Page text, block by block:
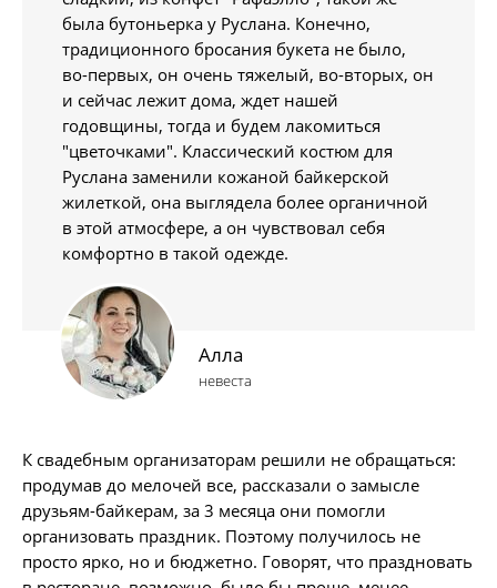
была бутоньерка у Руслана. Конечно,
традиционного бросания букета не было,
во-первых, он очень тяжелый, во-вторых, он
и сейчас лежит дома, ждет нашей
годовщины, тогда и будем лакомиться
"цветочками". Классический костюм для
Руслана заменили кожаной байкерской
жилеткой, она выглядела более органичной
в этой атмосфере, а он чувствовал себя
комфортно в такой одежде.
Алла
невеста
К свадебным организаторам решили не обращаться:
продумав до мелочей все, рассказали о замысле
друзьям-байкерам, за 3 месяца они помогли
организовать праздник. Поэтому получилось не
просто ярко, но и бюджетно. Говорят, что праздновать